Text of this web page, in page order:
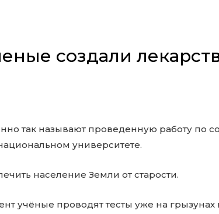
создали
так называют проведенную работу по
университете.
население Земли от старости.
учёные проводят тесты уже на